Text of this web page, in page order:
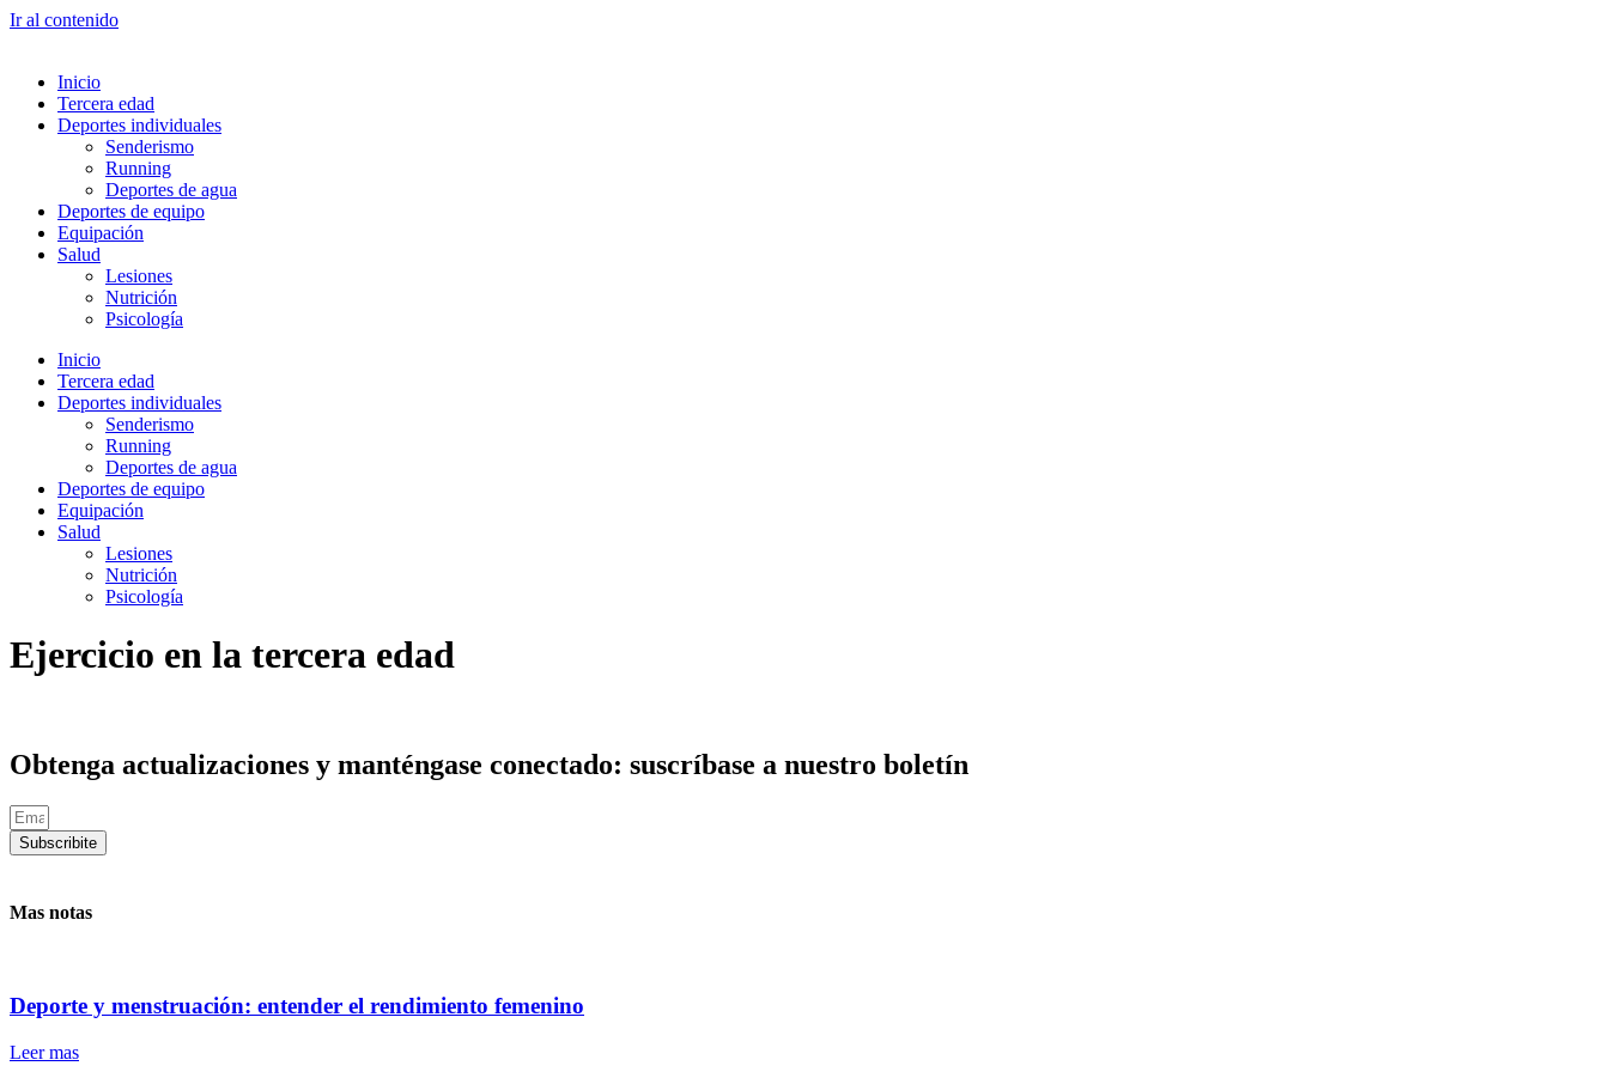
Ir al contenido
Inicio
Tercera edad
Deportes individuales
Senderismo
Running
Deportes de agua
Deportes de equipo
Equipación
Salud
Lesiones
Nutrición
Psicología
Inicio
Tercera edad
Deportes individuales
Senderismo
Running
Deportes de agua
Deportes de equipo
Equipación
Salud
Lesiones
Nutrición
Psicología
Ejercicio en la tercera edad
Obtenga actualizaciones y manténgase conectado: suscríbase a nuestro boletín
Subscribite
Mas notas
Deporte y menstruación: entender el rendimiento femenino
Leer mas